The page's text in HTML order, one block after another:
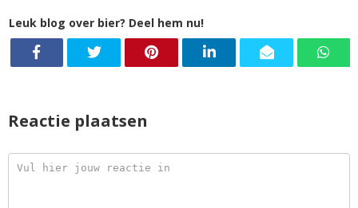
Leuk blog over bier? Deel hem nu!
Reactie plaatsen